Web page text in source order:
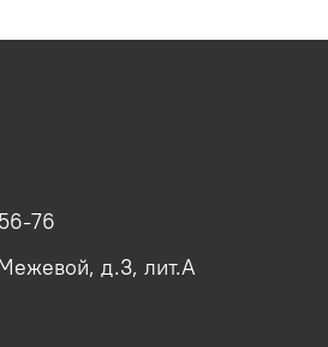
76
д.3, лит.А